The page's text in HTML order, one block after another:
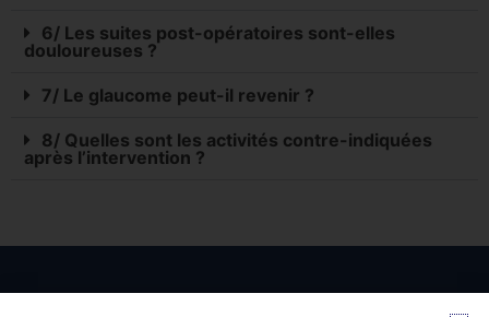
6/ Les suites post-opératoires sont-elles
douloureuses ?
7/ Le glaucome peut-il revenir ?
8/ Quelles sont les activités contre-indiquées
après l’intervention ?